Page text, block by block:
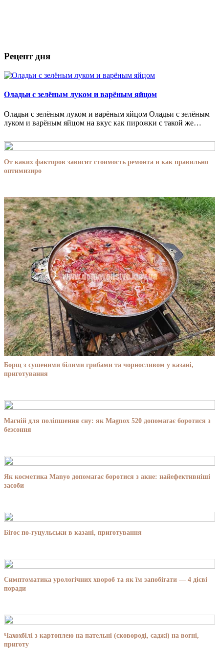
Рецепт дня
Оладьи с зелёным луком и варёным яйцом
Оладьи с зелёным луком и варёным яйцом Оладьи с зелёным
луком и варёным яйцом на вкус как пирожки с такой же…
От каких факторов зависит стоимость ремонта и как правильно
оптимизиро
Борщ з сушеними білими грибами та чорносливом у казані,
приготування
Магній для поліпшення сну: як Magnox 520 допомагає боротися з
безсоння
Як косметика Manyo допомагає боротися з акне: найефективніші
засоби
Бігос по-гуцульськи в казані, приготування
Симптоматика урологічних хвороб та як їм запобігати — 4 дієві
поради
Чахохбілі з картоплею на пательні (сковороді, саджі) на вогні,
приготу